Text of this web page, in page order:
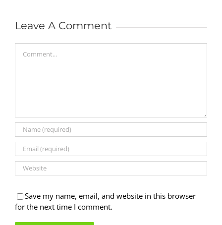
Leave A Comment
Save my name, email, and website in this browser
for the next time I comment.